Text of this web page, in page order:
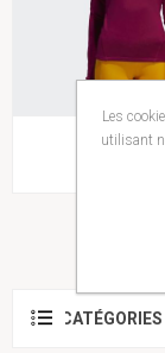
T MN LS
CATÉGORIES
Les
utilisant